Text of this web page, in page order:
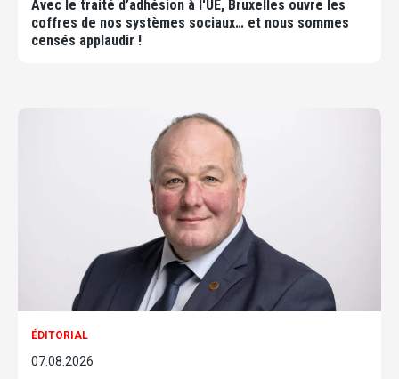
Avec le traité d’adhésion à l'UE, Bruxelles ouvre les
coffres de nos systèmes sociaux… et nous sommes
censés applaudir !
ÉDITORIAL
07.08.2026